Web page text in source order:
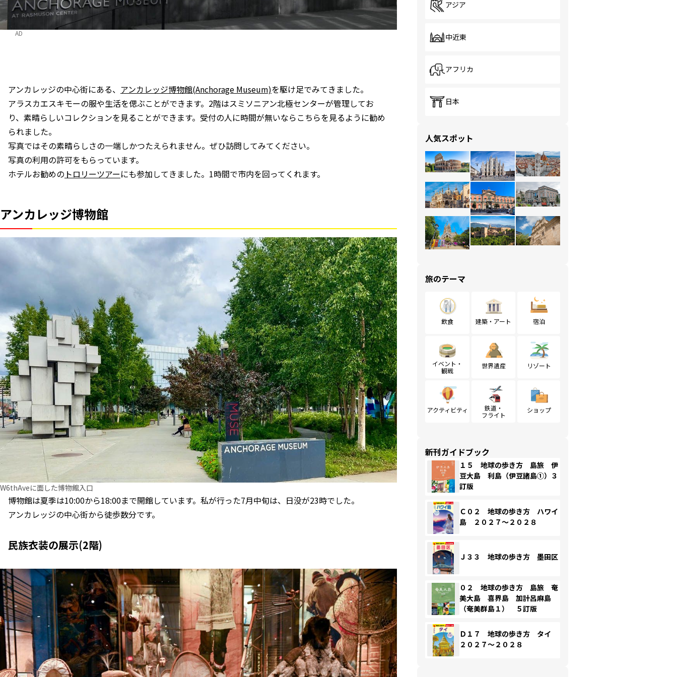
AD
アンカレッジの中心街にある、 アンカレッジ博物館(Anchorage Museum)を駆け足でみてきました。
アラスカエスキモーの服や生活を偲ぶことができます。2階はスミソニアン北極センターが管理してお
り、素晴らしいコレクションを見ることができます。受付の人に時間が無いならこちらを見るように勧め
られました。
写真ではその素晴らしさの一端しかつたえられません。ぜひ訪問してみてください。
写真の利用の許可をもらっています。
ホテルお勧めの トロリーツアーにも参加してきました。1時間で市内を回ってくれます。
アンカレッジ博物館
W6thAveに面した博物館入口
博物館は夏季は10:00から18:00まで開館しています。私が行った7月中旬は、日没が23時でした。
アンカレッジの中心街から徒歩数分です。
民族衣装の展示(2階)
アジア
中近東
アフリカ
日本
人気スポット
旅のテーマ
飲食 建築・アート 宿泊
イベント・
観戦
世界遺産 リゾート
アクティビティ
鉄道・
フライト
ショップ
新刊ガイドブック
１５ 地球の歩き方 島旅 伊
豆大島 利島（伊豆諸島①）３
訂版
Ｃ０２ 地球の歩き方 ハワイ
島 ２０２７～２０２８
Ｊ３３ 地球の歩き方 墨田区
０２ 地球の歩き方 島旅 奄
美大島 喜界島 加計呂麻島
（奄美群島１） ５訂版
Ｄ１７ 地球の歩き方 タイ
２０２７～２０２８